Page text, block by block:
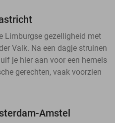
Limburgse gezelligheid met
Valk. Na een dagje struinen
je hier aan voor een hemels
gerechten, vaak voorzien
Amstel